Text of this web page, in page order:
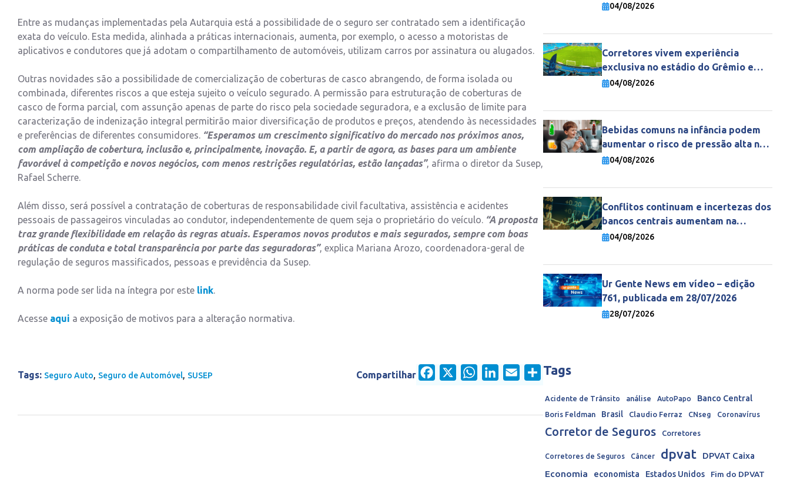
Entre as mudanças implementadas pela Autarquia está a possibilidade de o seguro ser contratado sem a identificação
exata do veículo. Esta medida, alinhada a práticas internacionais, aumenta, por exemplo, o acesso a motoristas de
aplicativos e condutores que já adotam o compartilhamento de automóveis, utilizam carros por assinatura ou alugados.
Outras novidades são a possibilidade de comercialização de coberturas de casco abrangendo, de forma isolada ou
combinada, diferentes riscos a que esteja sujeito o veículo segurado. A permissão para estruturação de coberturas de
casco de forma parcial, com assunção apenas de parte do risco pela sociedade seguradora, e a exclusão de limite para
caracterização de indenização integral permitirão maior diversificação de produtos e preços, atendendo às necessidades
e preferências de diferentes consumidores. “Esperamos um crescimento significativo do mercado nos próximos anos,
com ampliação de cobertura, inclusão e, principalmente, inovação. E, a partir de agora, as bases para um ambiente
favorável à competição e novos negócios, com menos restrições regulatórias, estão lançadas”, afirma o diretor da Susep,
Rafael Scherre.
Além disso, será possível a contratação de coberturas de responsabilidade civil facultativa, assistência e acidentes
pessoais de passageiros vinculadas ao condutor, independentemente de quem seja o proprietário do veículo. “A proposta
traz grande flexibilidade em relação às regras atuais. Esperamos novos produtos e mais segurados, sempre com boas
práticas de conduta e total transparência por parte das seguradoras”, explica Mariana Arozo, coordenadora-geral de
regulação de seguros massificados, pessoas e previdência da Susep.
A norma pode ser lida na íntegra por este link.
Acesse aqui a exposição de motivos para a alteração normativa.
Tags: Seguro Auto, Seguro de Automóvel, SUSEP Compartilhar Facebook WhatsAppLinkedIn
Email Share
04/08/2026
Corretores vivem experiência
exclusiva no estádio do Grêmio e
fortalecem parceria com a Gente
04/08/2026
Bebidas comuns na infância podem
aumentar o risco de pressão alta na
vida adulta
04/08/2026
Conflitos continuam e incertezas dos
bancos centrais aumentam na
economia mundial
04/08/2026
Ur Gente News em vídeo – edição
761, publicada em 28/07/2026
28/07/2026
Tags
Acidente de Trânsito análise AutoPapo Banco Central
Boris Feldman Brasil Claudio Ferraz CNseg Coronavírus
Corretor de Seguros Corretores
Corretores de Seguros Câncer dpvat
DPVAT Caixa
Economia
economista Estados Unidos
Fim do DPVAT